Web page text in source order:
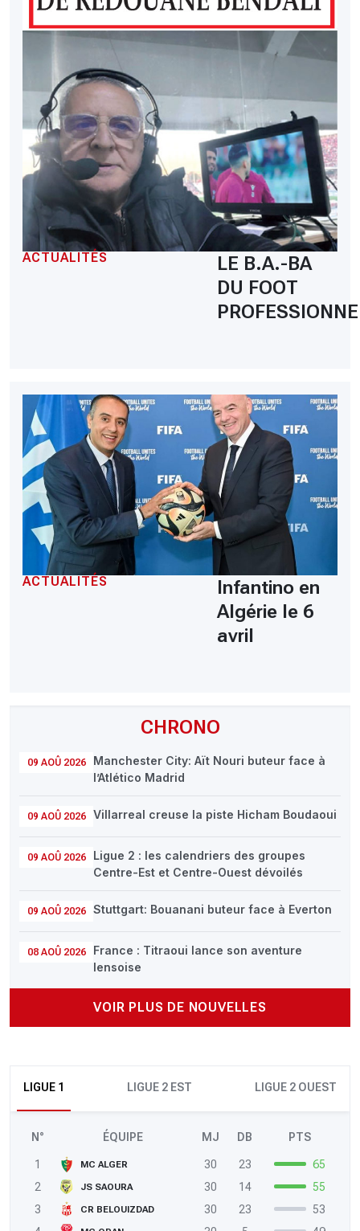
CHRONO
09 AOÛ 2026
Manchester City: Aït Nouri buteur face à
l’Atlético Madrid
09 AOÛ 2026 Villarreal creuse la piste Hicham Boudaoui
09 AOÛ 2026
Ligue 2 : les calendriers des groupes
Centre-Est et Centre-Ouest dévoilés
09 AOÛ 2026 Stuttgart: Bouanani buteur face à Everton
08 AOÛ 2026
France : Titraoui lance son aventure
lensoise
VOIR PLUS DE NOUVELLES
LIGUE 1 LIGUE 2 EST LIGUE 2 OUEST
N° ÉQUIPE MJ DB PTS
1 MC ALGER 30 23
65
2
JS SAOURA 30 14
55
3
CR BELOUIZDAD 30 23
53
ACTUALITÉS
LE B.A.-BA
DU FOOT
ACTUALITÉS
Infantino en
Algérie le 6
avril